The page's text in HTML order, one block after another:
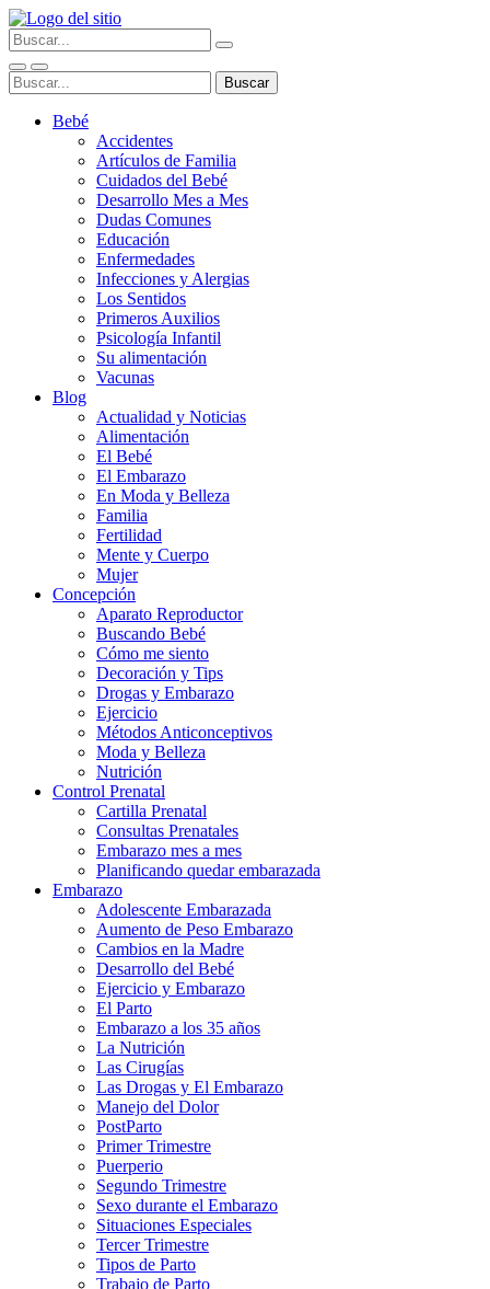
Bebé
Accidentes
Artículos de Familia
Cuidados del Bebé
Desarrollo Mes a Mes
Dudas Comunes
Educación
Enfermedades
Infecciones y Alergias
Los Sentidos
Primeros Auxilios
Psicología Infantil
Su alimentación
Vacunas
Blog
Actualidad y Noticias
Alimentación
El Bebé
El Embarazo
En Moda y Belleza
Familia
Fertilidad
Mente y Cuerpo
Mujer
Concepción
Aparato Reproductor
Buscando Bebé
Cómo me siento
Decoración y Tips
Drogas y Embarazo
Ejercicio
Métodos Anticonceptivos
Moda y Belleza
Nutrición
Control Prenatal
Cartilla Prenatal
Consultas Prenatales
Embarazo mes a mes
Planificando quedar embarazada
Embarazo
Adolescente Embarazada
Aumento de Peso Embarazo
Cambios en la Madre
Desarrollo del Bebé
Ejercicio y Embarazo
El Parto
Embarazo a los 35 años
La Nutrición
Las Cirugías
Las Drogas y El Embarazo
Manejo del Dolor
PostParto
Primer Trimestre
Puerperio
Segundo Trimestre
Sexo durante el Embarazo
Situaciones Especiales
Tercer Trimestre
Tipos de Parto
Trabajo de Parto